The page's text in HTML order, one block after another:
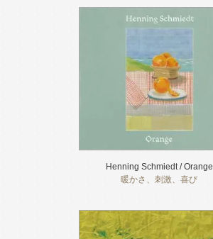
Henning Schmiedt / Orange
暖かさ、刺激、喜び